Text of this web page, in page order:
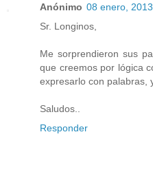
Anónimo 08 enero,
Sr. Longinos,
Me sorprendieron sus
que creemos por lógica
expresarlo con palabras,
Saludos..
Responder